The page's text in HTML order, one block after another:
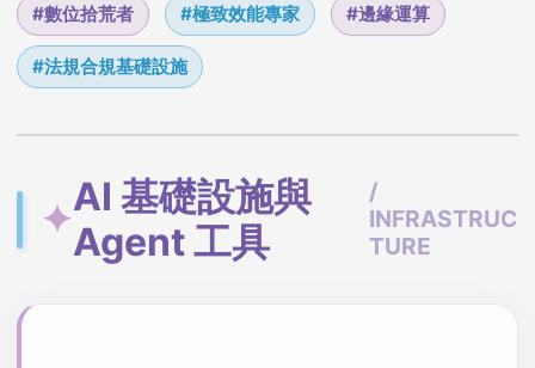
#數位拾荒者 #極致效能專家 #邊緣運算
#法規合規基礎設施
✦AI 基礎設施與
Agent 工具
/
INFRASTRUC
TURE